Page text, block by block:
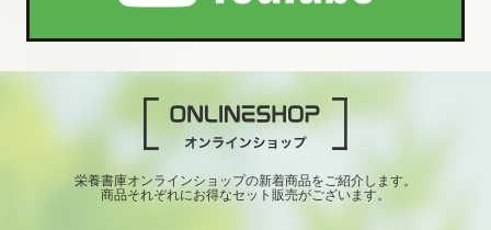
栄養書庫オンラインショップの新着商品をご紹介します。
商品それぞれにお得なセット販売がございます。